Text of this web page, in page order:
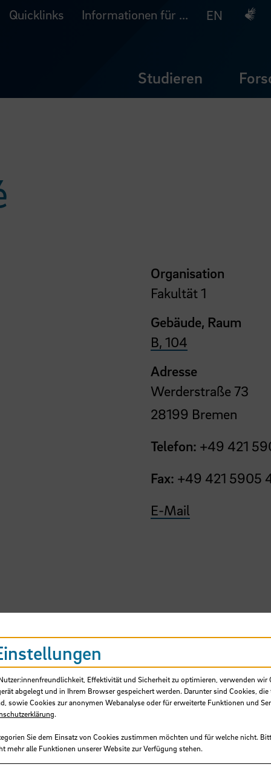
Quicklinks Informationen für ... EN
Studieren
Organisation
Fakultät 1
Gebäude, Raum
B, 104
Adresse
Werderstraße 73
28199 Bremen
Telefon: +49 421
Fax: +49 421 5905
E-Mail
Effektivität und Sicherheit zu optimieren, verwenden wir
abgelegt und in Ihrem Browser gespeichert werden. Darunter sind Cookies,
sowie Cookies zur anonymen Webanalyse oder für erweiterte Funktionen und
.
Sie dem Einsatz von Cookies zustimmen möchten und für welche nicht.
mehr alle Funktionen unserer Website zur Verfügung stehen.